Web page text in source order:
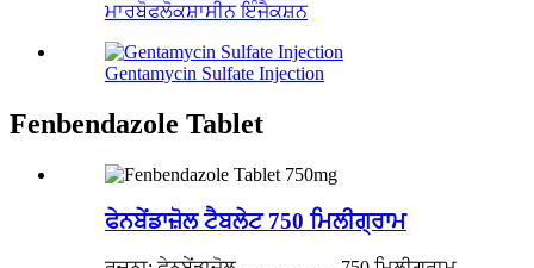
ਮਾਰਬੋਫਲੋਕਸ਼ਾਸੀਨ ਇੰਜੈਕਸ਼ਨ
Gentamycin Sulfate Injection
Fenbendazole Tablet
ਫੇਨਬੇਂਡਾਜ਼ੋਲ ਟੈਬਲੇਟ 750 ਮਿਲੀਗ੍ਰਾਮ